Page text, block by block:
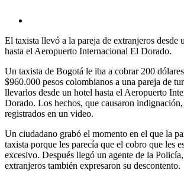
El taxista llevó a la pareja de extranjeros desde
hasta el Aeropuerto Internacional El Dorado.
Un taxista de Bogotá le iba a cobrar 200
$960.000 pesos colombianos a una pareja de
llevarlos desde un hotel hasta el Aeropuerto
Dorado. Los hechos, que causaron
registrados en un video.
Un ciudadano grabó el momento en el que la
taxista porque les parecía que el cobro que les
excesivo. Después llegó un agente de la
extranjeros también expresaron su descontento.